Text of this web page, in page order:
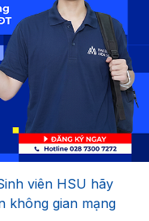
viên HSU hãy
không gian mạng